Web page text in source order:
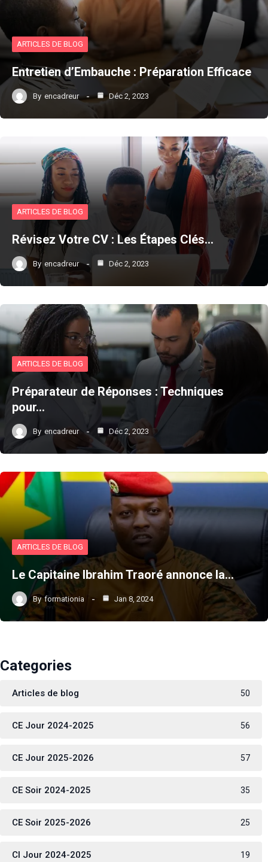
ARTICLES DE BLOG
Entretien d’Embauche : Préparation Efficace
By encadreur Déc 2, 2023
ARTICLES DE BLOG
Révisez Votre CV : Les Étapes Clés…
By encadreur Déc 2, 2023
ARTICLES DE BLOG
Préparateur de Réponses : Techniques
pour…
By encadreur Déc 2, 2023
ARTICLES DE BLOG
Le Capitaine Ibrahim Traoré annonce la…
By formationia Jan 8, 2024
Categories
Articles de blog 50
CE Jour 2024-2025 56
CE Jour 2025-2026 57
CE Soir 2024-2025 35
CE Soir 2025-2026 25
CI Jour 2024-2025 19